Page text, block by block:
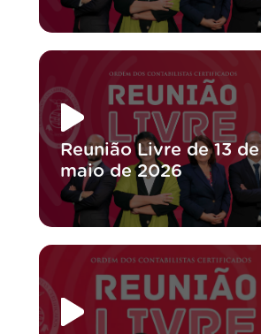
Reunião Livre de 13 de
maio de 2026